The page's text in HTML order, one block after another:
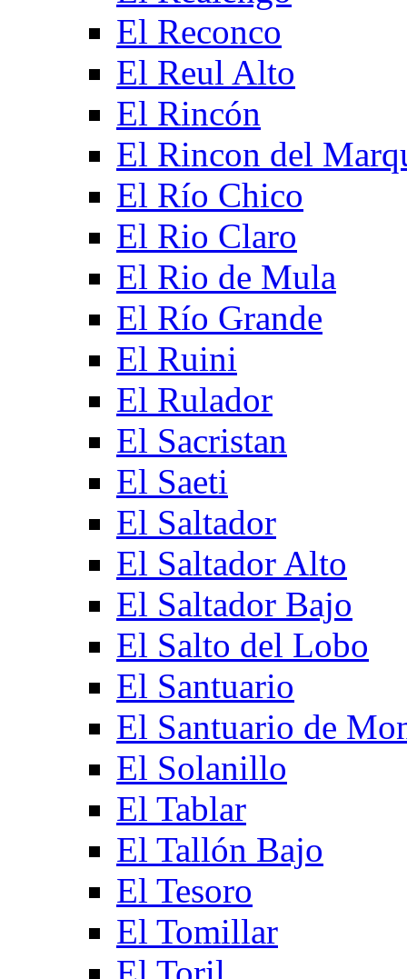
El Reconco
El Reul Alto
El Rincón
El Rincon del
El Río Chico
El Rio Claro
El Rio de Mula
El Río Grande
El Ruini
El Rulador
El Sacristan
El Saeti
El Saltador
El Saltador Alto
El Saltador Bajo
El Salto del Lobo
El Santuario
El Santuario de
El Solanillo
El Tablar
El Tallón Bajo
El Tesoro
El Tomillar